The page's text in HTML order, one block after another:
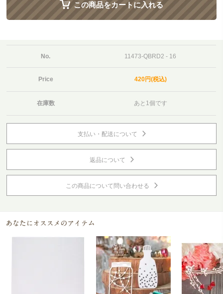
この商品をカートに入れる
No. 11473-QBRD2 - 16
Price 420円(税込)
在庫数 あと1個です
支払い・配送について
返品について
この商品について問い合わせる